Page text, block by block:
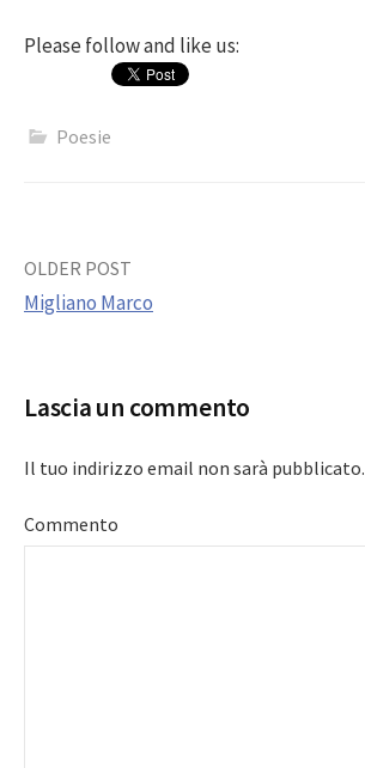
Please follow and like us:
Poesie
Post
OLDER POST
Migliano Marco
Lascia un commento
Il tuo indirizzo email non sarà pubblicato.
Commento